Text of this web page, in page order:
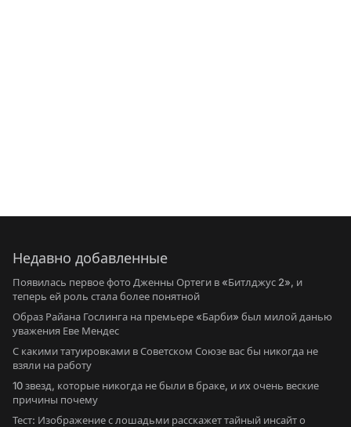
Недавно добавленные
Появилась первое фото Дженны Ортеги в «Битлджус 2», и
теперь ей роль стала более понятной
Образ Райана Гослинга на премьере «Барби» был милой данью
уважения Еве Мендес
С какими татуировками в Советском Союзе вас бы никогда не
взяли на работу
10 звезд, которые никогда не были в браке, и их очень веские
причины почему
Тест: Изображение с лошадьми расскажет тайный инсайт о